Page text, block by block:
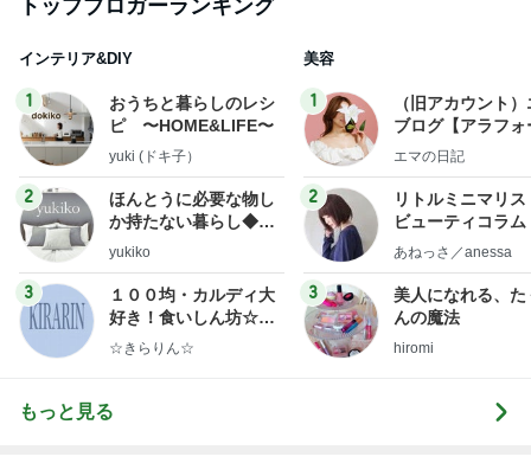
トップブロガーランキング
インテリア&DIY
1
おうちと暮らしのレシ
ピ 〜HOME&LIFE〜
yuki (ドキ子）
2
ほんとうに必要な物し
か持たない暮らし◆Ke
ep Life Simple◆〜イ
ンテリアのきろく〜
yukiko
3
１００均・カルディ大
好き！食いしん坊☆き
らりん☆のブログ
☆きらりん☆
美容
1
（旧アカウント
ブログ【アラフォ
社売却セカンドラ
エマの日記
2
リトルミニマリス
ビューティコラ
little
uty colum
あねっさ／anessa
3
美人になれる、た
んの魔法
hiromi
もっと見る